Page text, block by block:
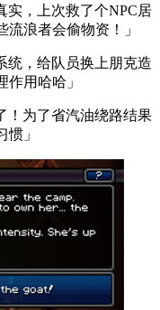
实，上次救了个NPC居
浪者会偷物资！」
统，给队员换上朋克造
用哈哈」
！为了省汽油绕路结果
」